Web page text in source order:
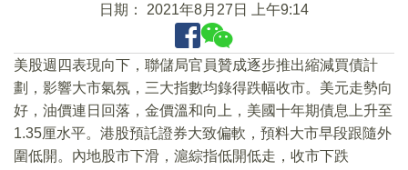
日期： 2021年8月27日 上午9:14
美股週四表現向下，聯儲局官員贊成逐步推出縮減買債計
劃，影響大市氣氛，三大指數均錄得跌幅收市。美元走勢向
好，油價連日回落，金價溫和向上，美國十年期債息上升至
1.35厘水平。港股預託證券大致偏軟，預料大市早段跟隨外
圍低開。內地股市下滑，滬綜指低開低走，收市下跌